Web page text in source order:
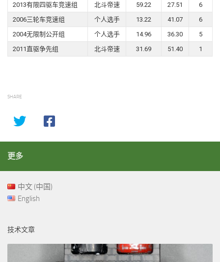
2013有限四驱车竞速组
北斗帝速 59.22 27.51
6
2006三轮车竞速组
个人选手 13.22 41.07
6
2004无限制公开组
个人选手 14.96 36.30
5
2011直驱争先组
北斗帝速 31.69 51.40 1
SHARE
更多
中文 (中国)
English
技术文章